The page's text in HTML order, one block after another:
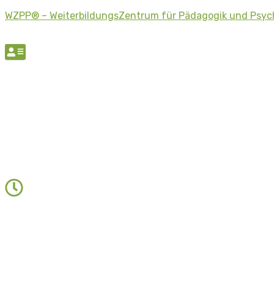
WZPP® – WeiterbildungsZentrum für Pädagogik und